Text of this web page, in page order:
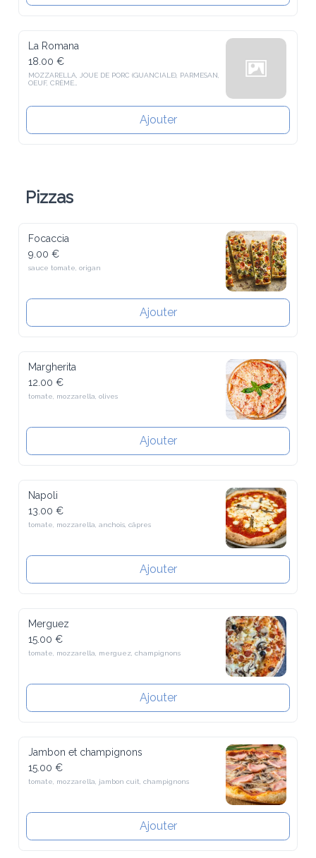
La Romana
18.00 €
OEUF, CRÈME
FRAICHE ET POIVRE
Ajouter
Pizzas
Focaccia
sauce tomate, origan
Ajouter
Margherita
12.00 €
Ajouter
Napoli
13.00 €
tomate, mozzarella, anchois, câpres
Ajouter
Merguez
15.00 €
tomate, mozzarella, merguez, champignons
Ajouter
Jambon et champignons
15.00 €
tomate, mozzarella, jambon cuit, champignons
Ajouter